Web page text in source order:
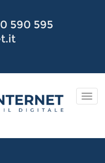
590 595